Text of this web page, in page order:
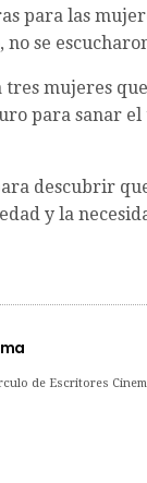
para las
se
mujeres
para sanar
descubrir
y la
de Escritores